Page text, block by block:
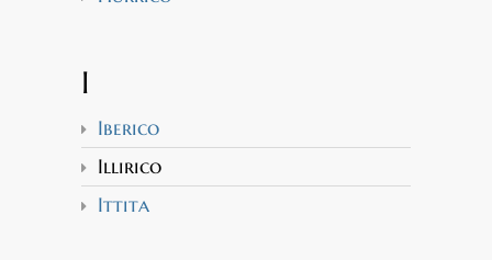
I
Iberico
Illirico
Ittita